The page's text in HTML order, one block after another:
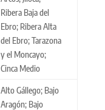
Ribera Baja del
Ebro; Ribera Alta
del Ebro; Tarazona
y el Moncayo;
Cinca Medio
Alto Gállego; Bajo
Aragón; Bajo